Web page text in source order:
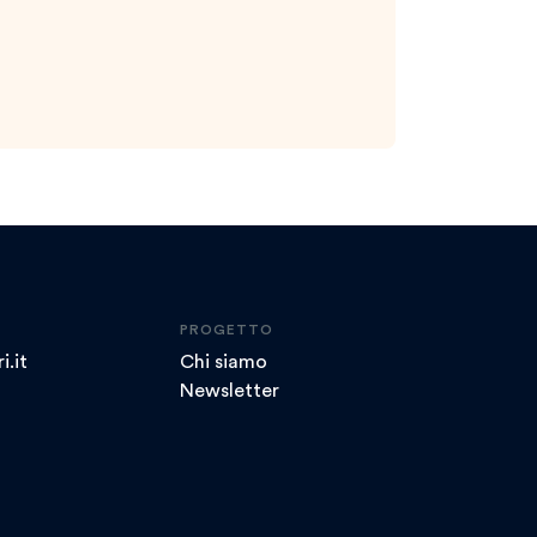
PROGETTO
Chi siamo
Newsletter